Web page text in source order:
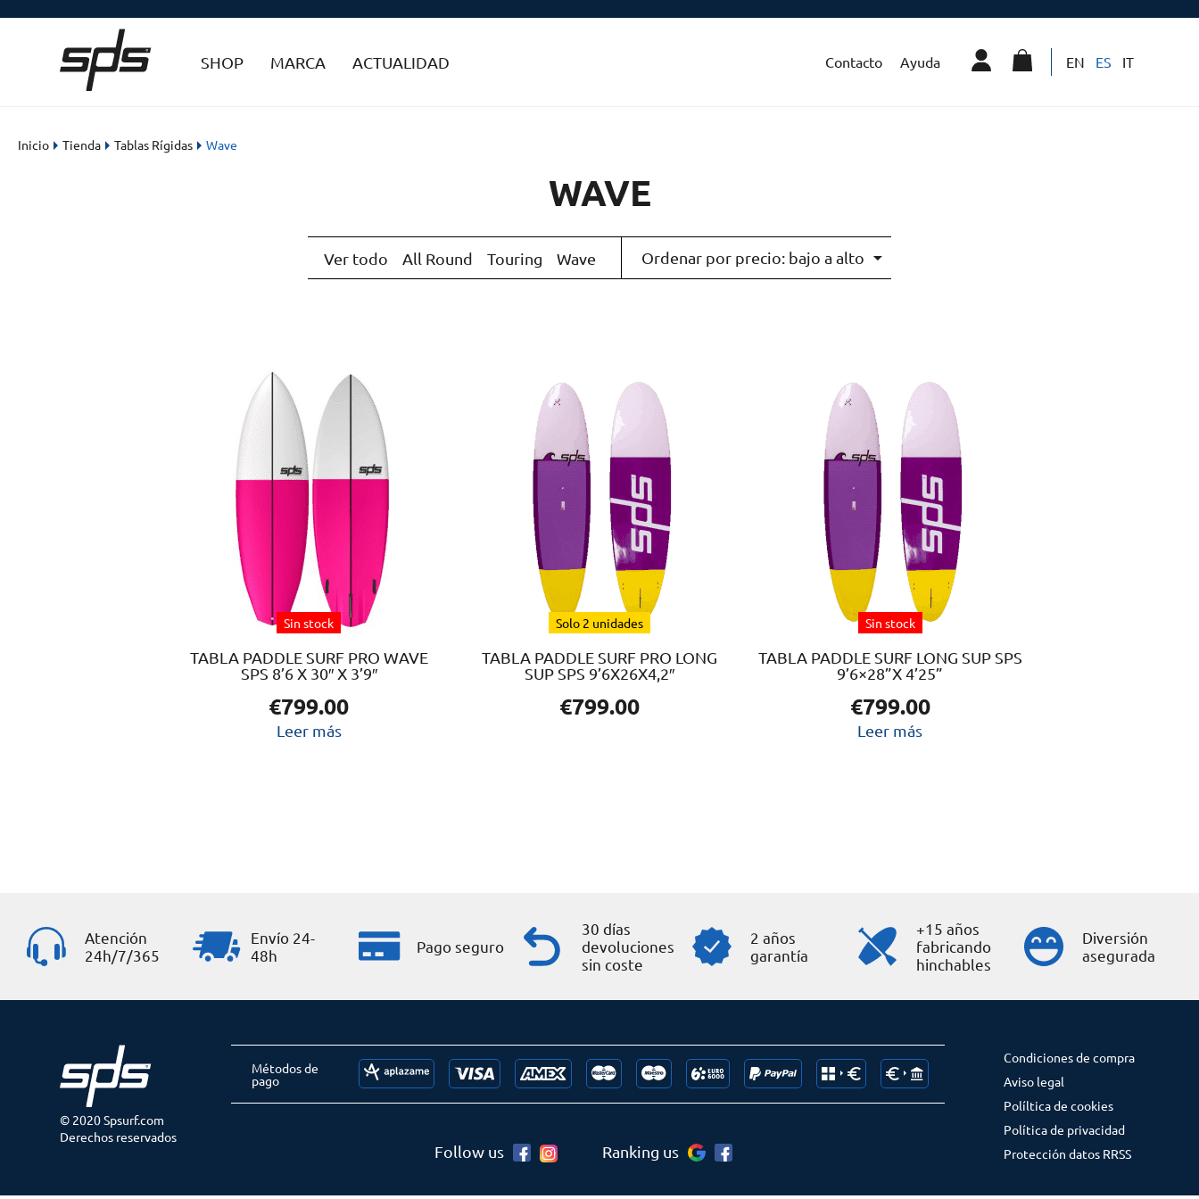
SHOP MARCA ACTUALIDAD Contacto Ayuda EN ES IT
Inicio Tienda Tablas Rígidas Wave
WAVE
Ver todo All Round Touring Wave
Sin stock
TABLA PADDLE SURF PRO WAVE
SPS 8’6 X 30″ X 3’9″
€799.00
Leer más
Solo 2 unidades
TABLA PADDLE SURF PRO LONG
SUP SPS 9’6X26X4,2″
€799.00
Sin stock
TABLA PADDLE SURF LONG SUP SPS
9’6×28”X 4’25”
€799.00
Leer más
Atención
24h/7/365
Envío 24-
48h
Pago seguro
30 días
devoluciones
sin coste
2 años
garantía
+15 años
fabricando
hinchables
Diversión
asegurada
© 2020 Spsurf.com
Derechos reservados
Métodos de
pago
Follow us Ranking us
Condiciones de compra
Aviso legal
Políltica de cookies
Política de privacidad
Protección datos RRSS